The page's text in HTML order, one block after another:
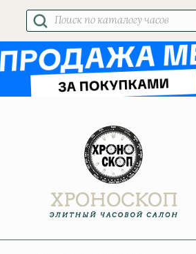
Поиск
товаров